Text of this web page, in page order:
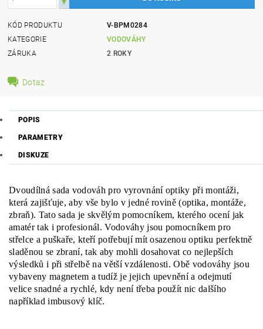
KÓD PRODUKTU
V-BPM0284
KATEGORIE
VODOVÁHY
ZÁRUKA
2 ROKY
Dotaz
POPIS
PARAMETRY
DISKUZE
Dvoudílná sada vodováh pro vyrovnání optiky při montáži,
která zajišťuje, aby vše bylo v jedné rovině (optika, montáže,
zbraň). Tato sada je skvělým pomocníkem, kterého ocení jak
amatér tak i profesionál. Vodováhy jsou pomocníkem pro
střelce a puškaře, kteří potřebují mít osazenou optiku perfektně
sladěnou se zbraní, tak aby mohli dosahovat co nejlepších
výsledků i při střelbě na větší vzdálenosti. Obě vodováhy jsou
vybaveny magnetem a tudíž je jejich upevnění a odejmutí
velice snadné a rychlé, kdy není třeba použít nic dalšího
například imbusový klíč.